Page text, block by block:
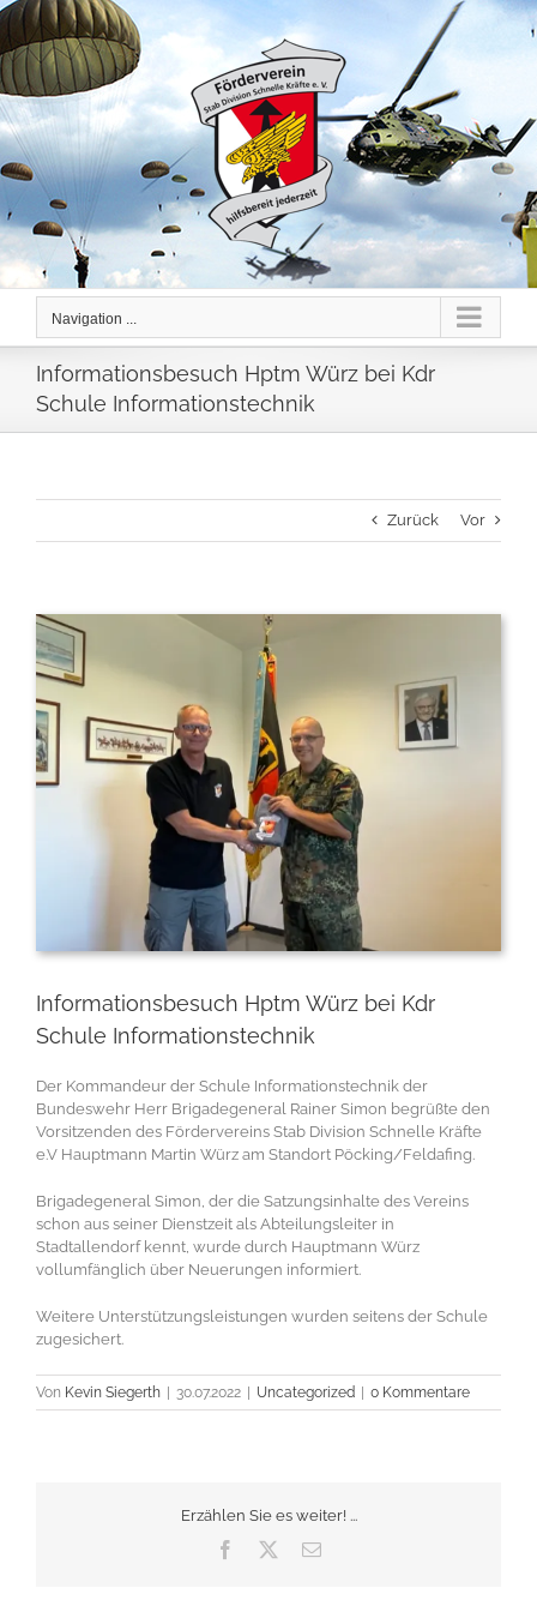
Skip
content
Navigation ...
Informationsbesuch Hptm Würz bei Kdr
Schule Informationstechnik
Zurück Vor
Zeige
grösseres
Bild
Informationsbesuch Hptm Würz bei Kdr
Schule Informationstechnik
Der Kommandeur der Schule Informationstechnik der
Bundeswehr Herr Brigadegeneral Rainer Simon begrüßte den
Vorsitzenden des Fördervereins Stab Division Schnelle Kräfte
e.V Hauptmann Martin Würz am Standort Pöcking/Feldafing.
Brigadegeneral Simon, der die Satzungsinhalte des Vereins
schon aus seiner Dienstzeit als Abteilungsleiter in
Stadtallendorf kennt, wurde durch Hauptmann Würz
vollumfänglich über Neuerungen informiert.
Weitere Unterstützungsleistungen wurden seitens der Schule
zugesichert.
Von Kevin Siegerth 30.07.2022 Uncategorized 0 Kommentare
Erzählen Sie es weiter! ...
Facebook
E-